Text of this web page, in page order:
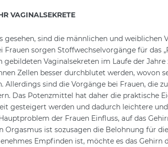
VAGINALSEKRETE
gesehen, sind die männlichen und
Frauen sorgen Stoffwechselvorgänge für das
gebildeten Vaginalsekreten im Laufe der
Zellen besser durchblutet werden, wovon
Allerdings sind die Vorgänge bei Frauen, die
Das Potenzmittel hat daher die praktische
gesteigert werden und dadurch leichtere
der Frauen Einfluss, auf das
Orgasmus ist sozusagen die Belohnung für
Empfinden ist, möchte es das Gehirn